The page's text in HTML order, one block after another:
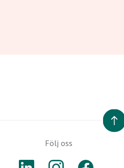
Följ oss
LINKEDININSTAGRAM